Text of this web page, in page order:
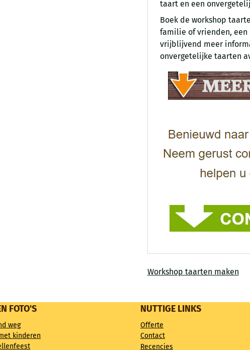
taart en een
Boek de workshop
familie of vrienden, een
vrijblijvend meer
onvergetelijke taarten
Workshop taarten maken
FOTO'S
weg
kinderen
NUTTIGE LINKS
Offerte
Contact
Recencies